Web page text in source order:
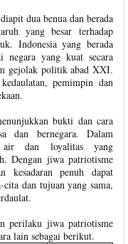
dua benua dan berada
yang besar terhadap
Indonesia yang berada
negara yang kuat secara
gejolak politik abad XXI.
pemimpin dan
bukti dan cara
dan bernegara. Dalam
air dan loyalitas yang
Dengan jiwa patriotisme
kesadaran penuh dapat
cita dan tujuan yang sama,
perilaku jiwa patriotisme
lain sebagai berikut.